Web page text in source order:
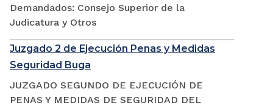
Demandados: Consejo Superior de la
Judicatura y Otros
Juzgado 2 de Ejecución Penas y Medidas
Seguridad Buga
JUZGADO SEGUNDO DE EJECUCIÓN DE
PENAS Y MEDIDAS DE SEGURIDAD DEL